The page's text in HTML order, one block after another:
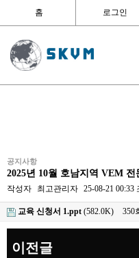
홈 로그인
공지사항
2025년 10월 호남지역 VEM
작성자 최고관리자 25-08-21 00:33
교육 신청서 1.ppt (582.0K) 350
이전글